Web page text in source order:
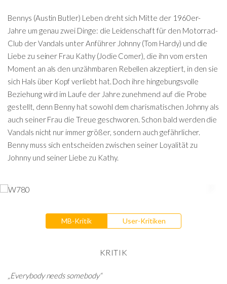
Bennys (Austin Butler) Leben dreht sich Mitte der 1960er-
Jahre um genau zwei Dinge: die Leidenschaft für den Motorrad-
Club der Vandals unter Anführer Johnny (Tom Hardy) und die
Liebe zu seiner Frau Kathy (Jodie Comer), die ihn vom ersten
Moment an als den unzähmbaren Rebellen akzeptiert, in den sie
sich Hals über Kopf verliebt hat. Doch ihre hingebungsvolle
Beziehung wird im Laufe der Jahre zunehmend auf die Probe
gestellt, denn Benny hat sowohl dem charismatischen Johnny als
auch seiner Frau die Treue geschworen. Schon bald werden die
Vandals nicht nur immer größer, sondern auch gefährlicher.
Benny muss sich entscheiden zwischen seiner Loyalität zu
Johnny und seiner Liebe zu Kathy.
MB-Kritik User-Kritiken
KRITIK
„Everybody needs somebody“